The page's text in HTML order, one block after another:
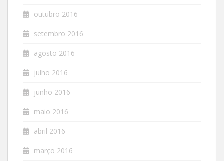
outubro 2016
setembro 2016
agosto 2016
julho 2016
junho 2016
maio 2016
abril 2016
março 2016